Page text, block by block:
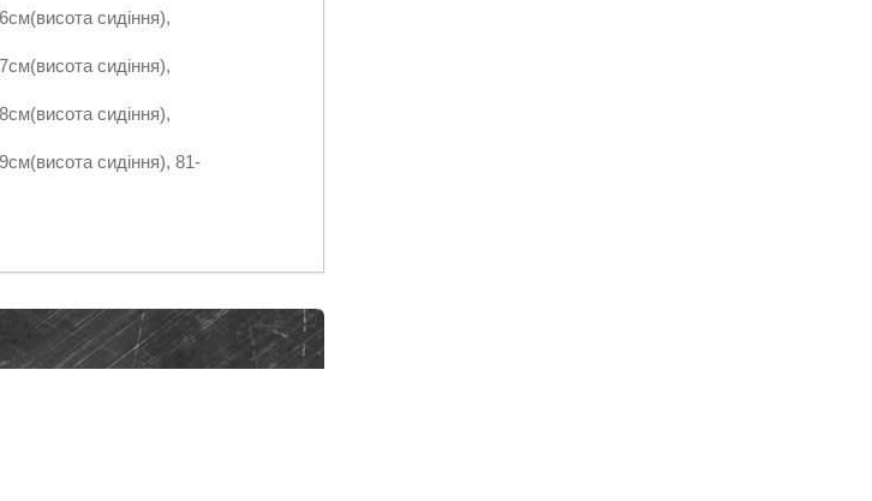
сидіння),
сидіння),
сидіння),
сидіння), 81-